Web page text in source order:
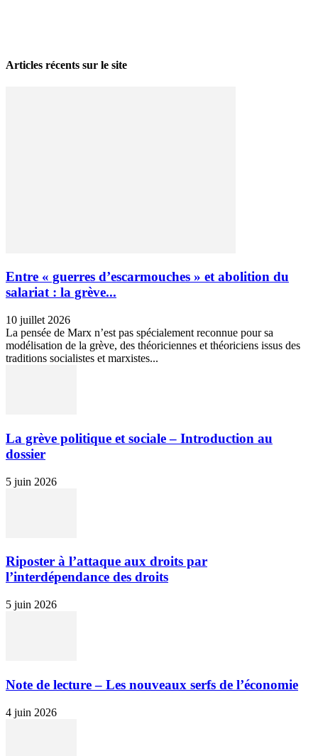
Articles récents sur le site
Entre « guerres d’escarmouches » et abolition du
salariat : la grève...
10 juillet 2026
La pensée de Marx n’est pas spécialement reconnue pour sa
modélisation de la grève, des théoriciennes et théoriciens issus des
traditions socialistes et marxistes...
La grève politique et sociale – Introduction au
dossier
5 juin 2026
Riposter à l’attaque aux droits par
l’interdépendance des droits
5 juin 2026
Note de lecture – Les nouveaux serfs de l’économie
4 juin 2026